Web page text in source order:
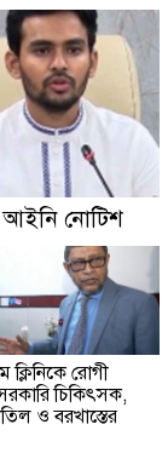
আইনি নোটিশ
ক্লিনিকে রোগী
চিকিৎসক,
ও বরখাস্তের